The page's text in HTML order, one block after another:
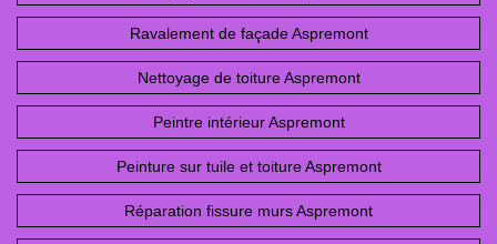
Ravalement de façade Aspremont
Nettoyage de toiture Aspremont
Peintre intérieur Aspremont
Peinture sur tuile et toiture Aspremont
Réparation fissure murs Aspremont